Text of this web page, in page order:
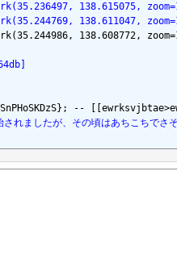
138.615075,
138.611047,
138.608772,
ましたが、その頃はあちこちでさ